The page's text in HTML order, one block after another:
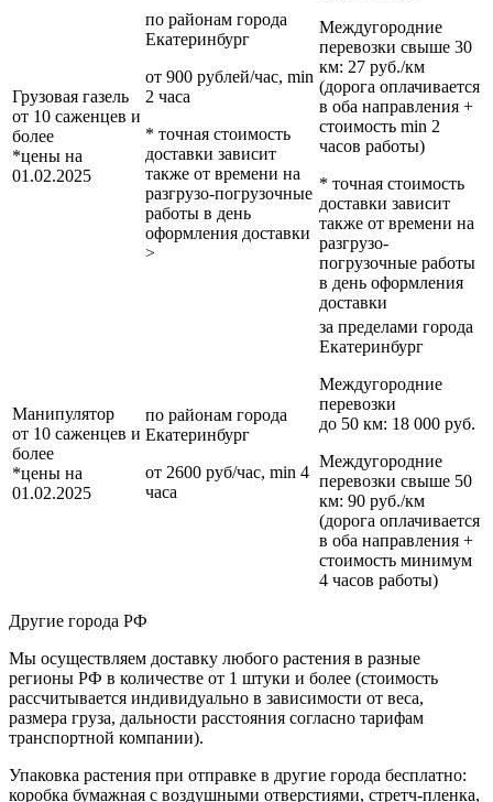
Грузовая газель
от 10 саженцев и
более
*цены на
01.02.2025
по районам города
Екатеринбург
от 900 рублей/час, min
2 часа
* точная стоимость
доставки зависит
также от времени на
разгрузо-погрузочные
работы в день
оформления доставки
>
Междугородние
перевозки свыше 30
км: 27 руб./км
(дорога оплачивается
в оба направления +
стоимость min 2
часов работы)
* точная стоимость
доставки зависит
также от времени на
разгрузо-
погрузочные работы
в день оформления
доставки
Манипулятор
от 10 саженцев и
более
*цены на
01.02.2025
по районам города
Екатеринбург
от 2600 руб/час, min 4
часа
за пределами города
Екатеринбург
Междугородние
перевозки
до 50 км: 18 000 руб.
Междугородние
перевозки свыше 50
км: 90 руб./км
(дорога оплачивается
в оба направления +
стоимость минимум
4 часов работы)
Другие города РФ
Мы осуществляем доставку любого растения в разные
регионы РФ в количестве от 1 штуки и более (стоимость
рассчитывается индивидуально в зависимости от веса,
размера груза, дальности расстояния согласно тарифам
транспортной компании).
Упаковка растения при отправке в другие города бесплатно:
коробка бумажная с воздушными отверстиями, стретч-пленка,